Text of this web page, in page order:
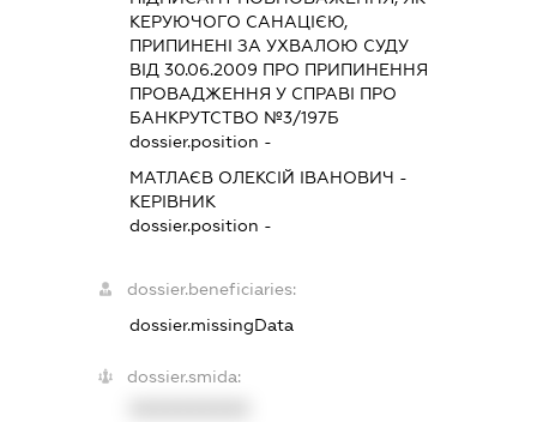
КЕРУЮЧОГО САНАЦІЄЮ,
ПРИПИНЕНІ ЗА УХВАЛОЮ СУДУ
ВІД 30.06.2009 ПРО ПРИПИНЕННЯ
ПРОВАДЖЕННЯ У СПРАВІ ПРО
БАНКРУТСТВО №3/197Б
dossier.position -
МАТЛАЄВ ОЛЕКСІЙ ІВАНОВИЧ -
КЕРІВНИК
dossier.position -
dossier.beneficiaries:
dossier.missingData
dossier.smida: